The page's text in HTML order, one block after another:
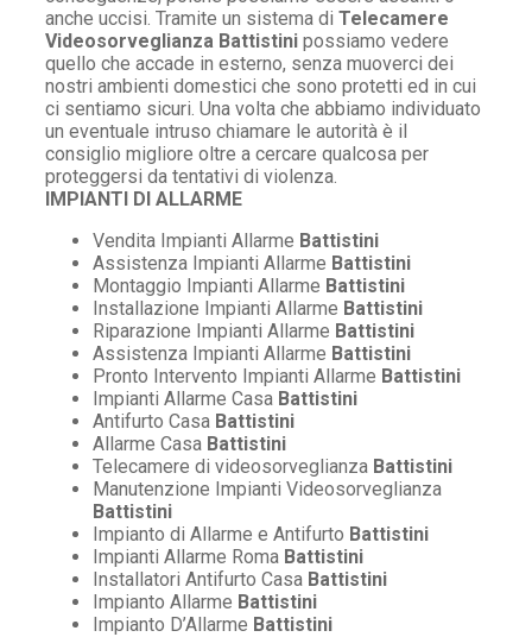
anche uccisi. Tramite un sistema di Telecamere
Videosorveglianza Battistini possiamo vedere
quello che accade in esterno, senza muoverci dei
nostri ambienti domestici che sono protetti ed in cui
ci sentiamo sicuri. Una volta che abbiamo individuato
un eventuale intruso chiamare le autorità è il
consiglio migliore oltre a cercare qualcosa per
proteggersi da tentativi di violenza.
IMPIANTI DI ALLARME
Vendita Impianti Allarme Battistini
Assistenza Impianti Allarme Battistini
Montaggio Impianti Allarme Battistini
Installazione Impianti Allarme Battistini
Riparazione Impianti Allarme Battistini
Assistenza Impianti Allarme Battistini
Pronto Intervento Impianti Allarme Battistini
Impianti Allarme Casa Battistini
Antifurto Casa Battistini
Allarme Casa Battistini
Telecamere di videosorveglianza Battistini
Manutenzione Impianti Videosorveglianza
Battistini
Impianto di Allarme e Antifurto Battistini
Impianti Allarme Roma Battistini
Installatori Antifurto Casa Battistini
Impianto Allarme Battistini
Impianto D’Allarme Battistini